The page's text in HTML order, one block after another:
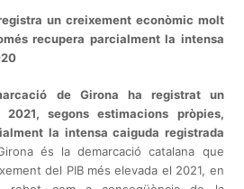
un creixement econòmic molt
recupera parcialment la intensa
de Girona ha registrat un
segons estimacions pròpies,
la intensa caiguda registrada
és la demarcació catalana que
del PIB més elevada el 2021, en